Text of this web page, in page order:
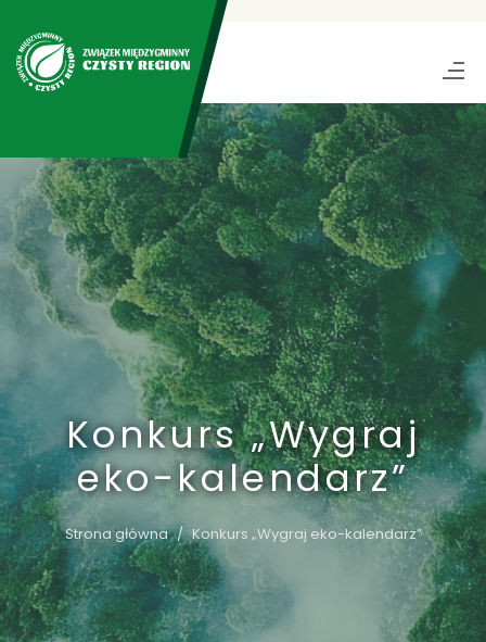
Konkurs „Wygraj
eko-kalendarz”
Strona główna Konkurs „Wygraj eko-kalendarz”